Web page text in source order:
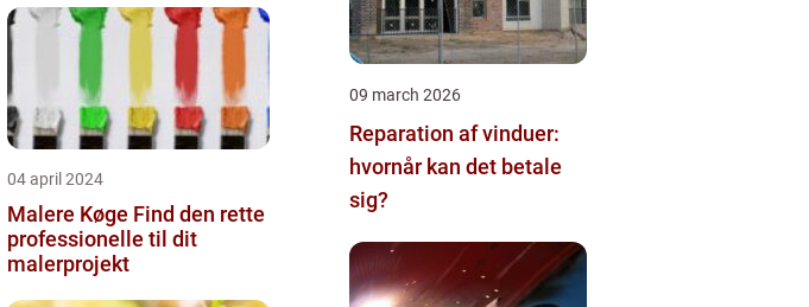
04 april 2024
Malere Køge Find den rette
professionelle til dit
malerprojekt
09 march 2026
Reparation af vinduer:
hvornår kan det betale
sig?